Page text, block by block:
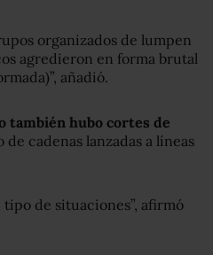
organizados de lumpen
agredieron en forma brutal
añadió.
también hubo cortes de
cadenas lanzadas a líneas
tipo de situaciones”, afirmó